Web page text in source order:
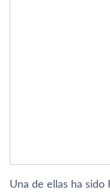
Una de ellas ha sido